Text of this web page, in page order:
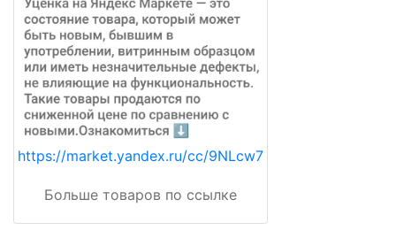
https://market.yandex.ru/cc/9NLcw7
Больше товаров по ссылке